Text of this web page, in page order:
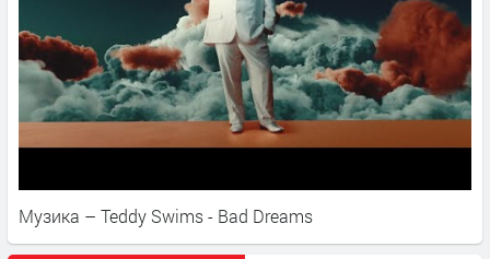
Музика – Teddy Swims - Bad Dreams